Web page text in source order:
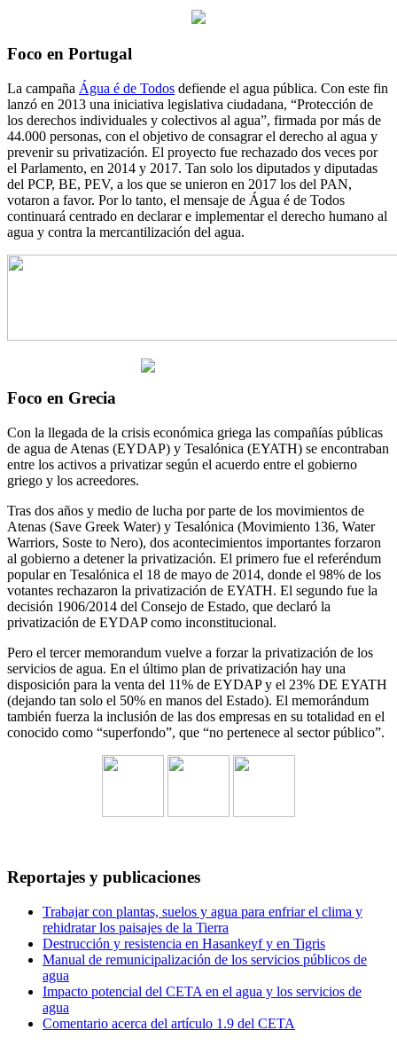
Foco en Portugal
La campaña Água é de Todos defiende el agua pública. Con este fin
lanzó en 2013 una iniciativa legislativa ciudadana, “Protección de
los derechos individuales y colectivos al agua”, firmada por más de
44.000 personas, con el objetivo de consagrar el derecho al agua y
prevenir su privatización. El proyecto fue rechazado dos veces por
el Parlamento, en 2014 y 2017. Tan solo los diputados y diputadas
del PCP, BE, PEV, a los que se unieron en 2017 los del PAN,
votaron a favor. Por lo tanto, el mensaje de Água é de Todos
continuará centrado en declarar e implementar el derecho humano al
agua y contra la mercantilización del agua.
Foco en Grecia
Con la llegada de la crisis económica griega las compañías públicas
de agua de Atenas (EYDAP) y Tesalónica (EYATH) se encontraban
entre los activos a privatizar según el acuerdo entre el gobierno
griego y los acreedores.
Tras dos años y medio de lucha por parte de los movimientos de
Atenas (Save Greek Water) y Tesalónica (Movimiento 136, Water
Warriors, Soste to Nero), dos acontecimientos importantes forzaron
al gobierno a detener la privatización. El primero fue el referéndum
popular en Tesalónica el 18 de mayo de 2014, donde el 98% de los
votantes rechazaron la privatización de EYATH. El segundo fue la
decisión 1906/2014 del Consejo de Estado, que declaró la
privatización de EYDAP como inconstitucional.
Pero el tercer memorandum vuelve a forzar la privatización de los
servicios de agua. En el último plan de privatización hay una
disposición para la venta del 11% de EYDAP y el 23% DE EYATH
(dejando tan solo el 50% en manos del Estado). El memorándum
también fuerza la inclusión de las dos empresas en su totalidad en el
conocido como “superfondo”, que “no pertenece al sector público”.
Reportajes y publicaciones
Trabajar con plantas, suelos y agua para enfriar el clima y
rehidratar los paisajes de la Tierra
Destrucción y resistencia en Hasankeyf y en Tigris
Manual de remunicipalización de los servicios públicos de
agua
Impacto potencial del CETA en el agua y los servicios de
agua
Comentario acerca del artículo 1.9 del CETA